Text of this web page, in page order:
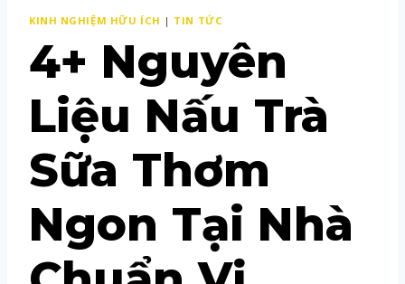
KINH NGHIỆM HỮU ÍCH | TIN TỨC
4+ Nguyên
Liệu Nấu Trà
Sữa Thơm
Ngon Tại Nhà